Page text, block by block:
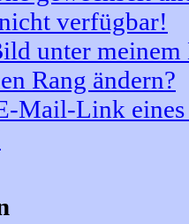
verfügbar!
unter meinem
Rang ändern?
Mail-Link